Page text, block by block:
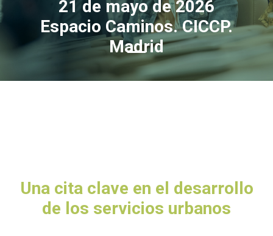
21 de mayo de 2026
Espacio Caminos. CICCP.
Madrid
Una cita clave en el desarrollo
de los servicios urbanos